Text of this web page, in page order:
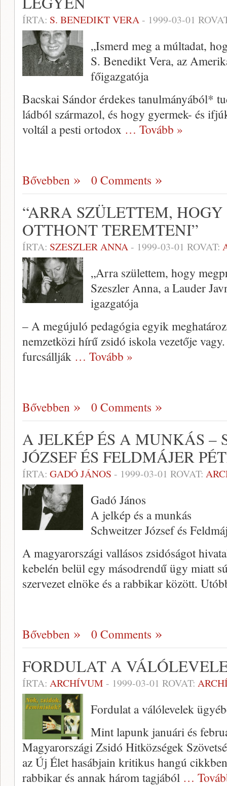
ÍRTA: S. BENEDIKT VERA- 1999-03-01
„Ismerd meg a múltadat,
S. Benedikt Vera, az
főigazgatója
Bacskai Sándor érdekes tanulmá­nyából*
ládból származol, és hogy gyermek- és
voltál a pesti ortodox … Tovább »
Bővebben 0 Comments
“ARRA SZÜLETTEM,
OTTHONT TEREMTENI”
ÍRTA: SZESZLER ANNA- 1999-03-01 ROVAT:
„Arra születtem, hogy
Szeszler Anna, a Lauder
igazgatója
– A megújuló pedagógia egyik
nemzetközi hírű zsidó iskola vezetője
furcsállják … Tovább »
Bővebben 0 Comments
A JELKÉP ÉS A MUNKÁS –
JÓZSEF ÉS FELDMÁJER
ÍRTA: GADÓ JÁNOS - 1999-03-01 ROVAT:
Gadó János
A jelkép és a munkás
Schweitzer József és
A magyarországi vallásos zsidóságot
kebelén belül egy másodrendű ügy miatt
szervezet elnöke és a rabbikar között.
Bővebben 0 Comments
FORDULAT A
ÍRTA: ARCHÍVUM - 1999-03-01 ROVAT:
Fordulat a válólevelek
Mint lapunk januári és
Magyarországi Zsidó Hitközségek
az Új Élet hasáb­jain kritikus hangú
rabbikar és annak három tagjából …